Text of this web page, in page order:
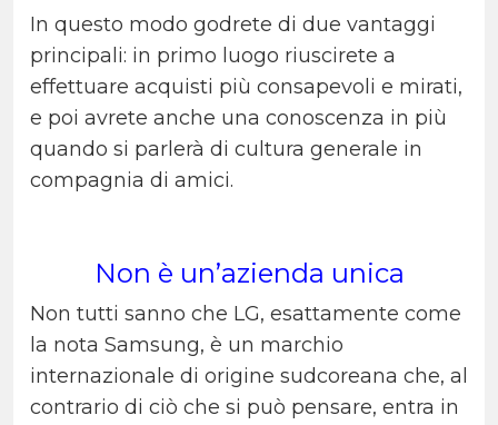
In questo modo godrete di due vantaggi
principali: in primo luogo riuscirete a
effettuare acquisti più consapevoli e mirati,
e poi avrete anche una conoscenza in più
quando si parlerà di cultura generale in
compagnia di amici.
Non è un’azienda unica
Non tutti sanno che LG, esattamente come
la nota Samsung, è un marchio
internazionale di origine sudcoreana che, al
contrario di ciò che si può pensare, entra in